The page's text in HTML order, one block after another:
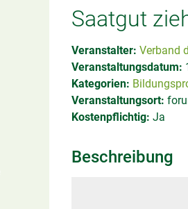
Saatgut
Veranstalter: Verband
Veranstaltungsdatum:
Kategorien:
Veranstaltungsort:
Kostenpflichtig: Ja
Beschreibung